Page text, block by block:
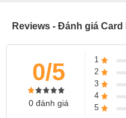
Reviews - Đánh giá Card
0/5
0 đánh giá
1
2
3
4
5